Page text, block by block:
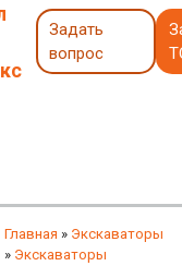
Задать
вопрос
Главная » Экскаваторы
» Экскаваторы